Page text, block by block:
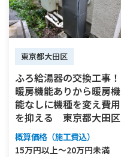
東京都大田区
ふろ給湯器の交換工事！
暖房機能ありから暖房機
能なしに機種を変え費用
を抑える 東京都大田区
概算価格（施工費込）
15万円以上～20万円未満